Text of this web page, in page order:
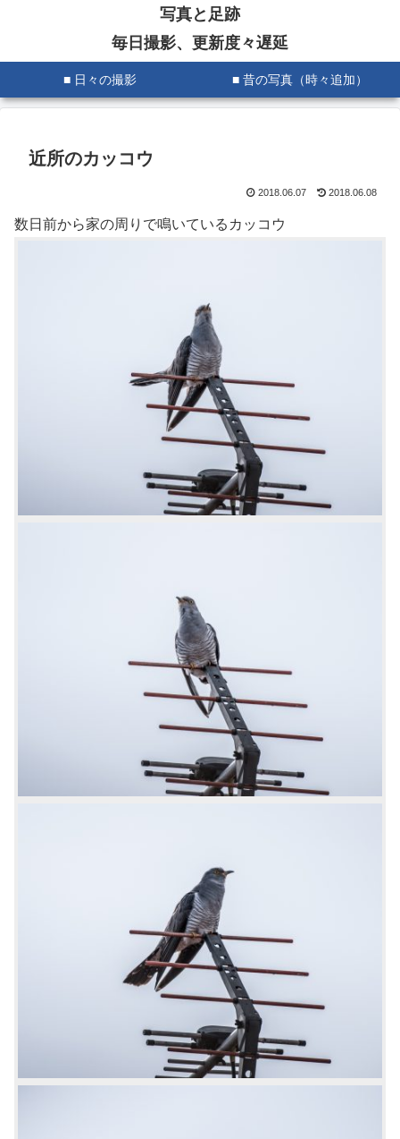
写真と足跡
毎日撮影、更新度々遅延
■ 日々の撮影 ■ 昔の写真（時々追加）
近所のカッコウ
2018.06.07 2018.06.08
数日前から家の周りで鳴いているカッコウ